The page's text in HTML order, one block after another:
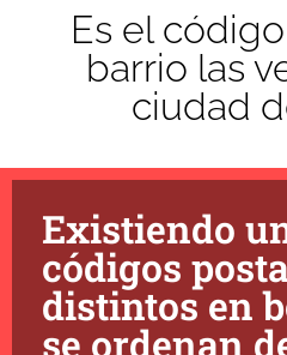
Es el
barrio las
ciudad
Existiendo
códigos
distintos en
se ordenan